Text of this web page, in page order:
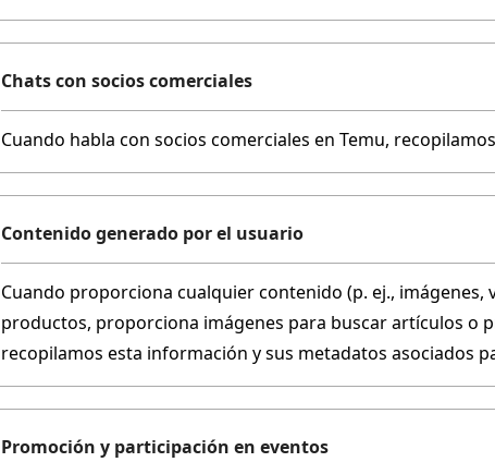
Chats con socios comerciales
Cuando habla con socios comerciales en Temu,
Contenido generado por el usuario
Cuando proporciona cualquier contenido (p. ej.,
productos, proporciona imágenes para buscar artículos o
recopilamos esta información y sus metadatos asociados
Promoción y participación en eventos